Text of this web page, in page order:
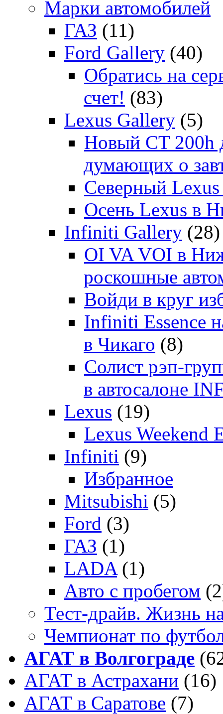
Марки автомобилей
ГАЗ (11)
Ford Gallery (40)
Обратись на
счет! (83)
Lexus Gallery (5)
Новый CT 200h
думающих о
Северный Lexus
Осень Lexus в
Infiniti Gallery (28)
OI VA VOI в
роскошные
Войди в круг
Infiniti Essence
в Чикаго (8)
Солист рэп-
в автосалоне
Lexus (19)
Lexus Weekend
Infiniti (9)
Избранное
Mitsubishi (5)
Ford (3)
ГАЗ (1)
LADA (1)
Авто с пробегом
Тест-драйв. Жизнь
Чемпионат по
АГАТ в Волгограде
АГАТ в Астрахани (16)
АГАТ в Саратове (7)